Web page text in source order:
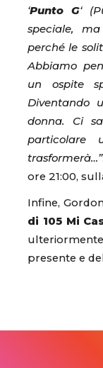
‘Punto G‘
speciale,
perché le
Abbiamo
un ospite
Diventando
donna. Ci
particolare
trasformerà…”
ore 21:00,
Infine,
di 105 Mi
presente e